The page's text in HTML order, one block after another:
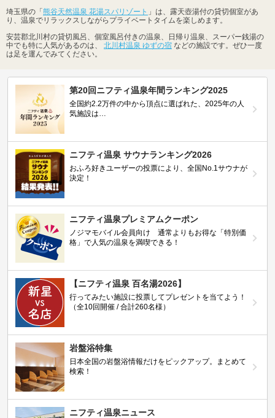
埼玉県の「 熊谷天然温泉 花湯スパリゾート 」は、露天壺湯付の貸切個室があ
り、温泉でリラックスしながらプライベートタイムを楽しめます。
安芸郡北川村の貸切風呂、個室風呂付きの温泉、日帰り温泉、スーパー銭湯の
中でも特に人気があるのは、 北川村温泉 ゆずの宿 などの施設です。ぜひ一度
は足を運んでみてください。
第20回ニフティ温泉年間ランキング2025
全国約2.2万件の中から頂点に選ばれた、2025年の人
気施設は…
ニフティ温泉 サウナランキング2026
おふろ好きユーザーの投票により、全国No.1サウナが
決定！
ニフティ温泉プレミアムクーポン
ノジマモバイル会員向け 通常よりもお得な「特別価
格」で人気の温泉を満喫できる！
【ニフティ温泉 百名湯2026】
行ってみたい施設に投票してプレゼントを当てよう！
（全10回開催 / 合計260名様）
岩盤浴特集
日本全国の岩盤浴情報だけをピックアップ。まとめて
検索！
ニフティ温泉ニュース